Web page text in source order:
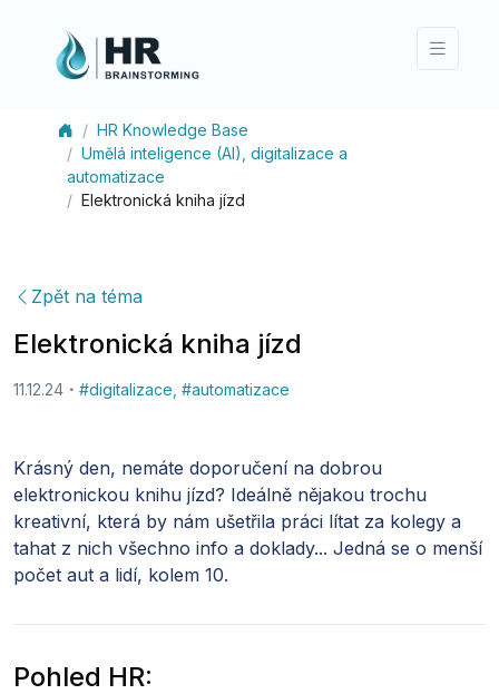
HR Knowledge Base
Umělá inteligence (AI), digitalizace a
automatizace
Elektronická kniha jízd
Zpět na téma
Elektronická kniha jízd
11.12.24 #digitalizace #automatizace
Krásný den, nemáte doporučení na dobrou
elektronickou knihu jízd? Ideálně nějakou trochu
kreativní, která by nám ušetřila práci lítat za kolegy a
tahat z nich všechno info a doklady... Jedná se o menší
počet aut a lidí, kolem 10.
Pohled HR: